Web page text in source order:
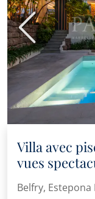
Précédent
Villa avec
vues
Estepona Est
Belfry, Estepona